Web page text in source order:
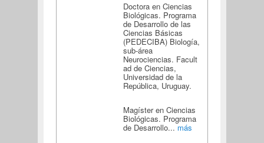
Doctora en Ciencias
Biológicas. Programa
de Desarrollo de las
Ciencias Básicas
(PEDECIBA) Biología,
sub-área
Neurociencias. Facult
ad de Ciencias,
Universidad de la
República, Uruguay.
Magíster en Ciencias
Biológicas. Programa
de Desarrollo... más